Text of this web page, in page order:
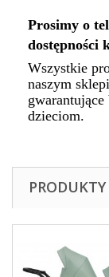
Prosimy o
dostępności
Wszystkie
naszym
dzieciom.